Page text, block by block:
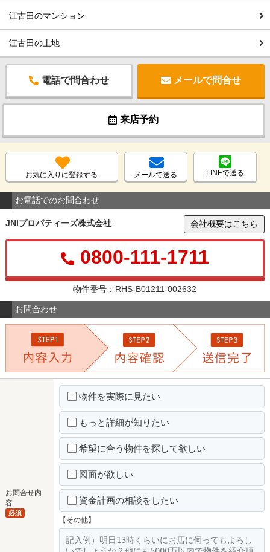
江古田のマンション
江古田の土地
電話で問合わせ メールで問合せ
来店予約
お気に入りに登録する メールで送る LINEで送る
お電話でのお問合わせ
JNIプロパティーズ株式会社 会社概要はこちら
0800-111-1711
物件番号：RHS-B01211-002632
お問合わせ
お問合せ内
容
必須
物件を実際に見たい
もっと詳細が知りたい
希望に合う物件を探して欲しい
図面が欲しい
資金計画の相談をしたい
【その他】